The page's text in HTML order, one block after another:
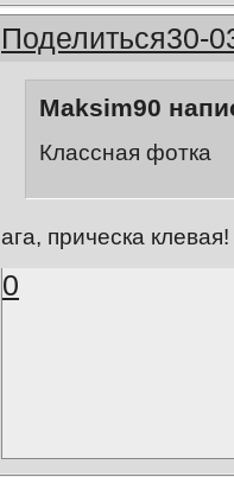
Поделиться30-
Maksim90
Классная фотка
ага, прическа клевая!
0